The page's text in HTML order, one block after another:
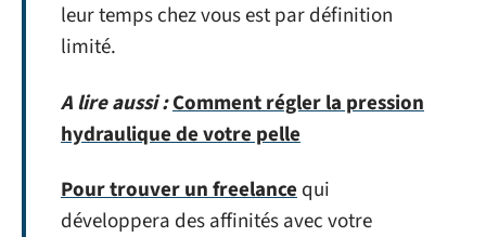
leur temps chez vous est par définition
limité.
A lire aussi :Comment régler la pression
hydraulique de votre pelle
Pour trouver un freelancequi
développera des affinités avec votre